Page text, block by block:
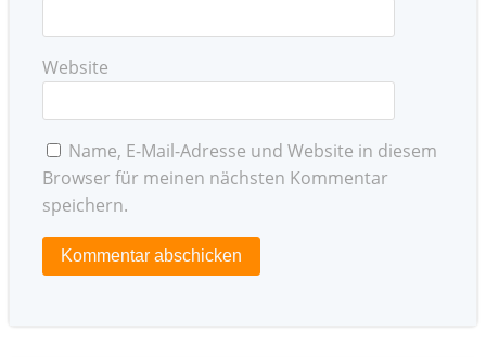
Website
Name, E-Mail-Adresse und Website in diesem
Browser für meinen nächsten Kommentar
speichern.